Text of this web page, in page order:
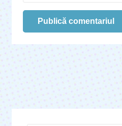
Publică comentariul